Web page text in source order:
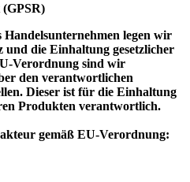
legen wir
die Einhaltung gesetzlicher
Verordnung sind wir
den verantwortlichen
Dieser ist für die Einhaltung
Produkten verantwortlich.
gemäß EU-Verordnung: